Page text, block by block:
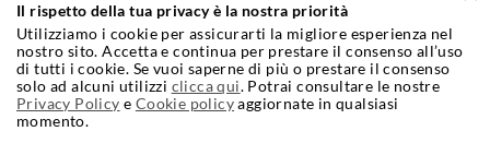
Incrementa le vendite con Bilivin.it
Condizioni Generali e Contrattuali di Vendita Cookie Policy
Privacy Policy Credits
Il rispetto della tua privacy è la nostra priorità
Utilizziamo i cookie per assicurarti la migliore esperienza nel
nostro sito. Accetta e continua per prestare il consenso all’uso
di tutti i cookie. Se vuoi saperne di più o prestare il consenso
solo ad alcuni utilizzi clicca qui. Potrai consultare le nostre
Privacy Policy e Cookie policyaggiornate in qualsiasi
momento.